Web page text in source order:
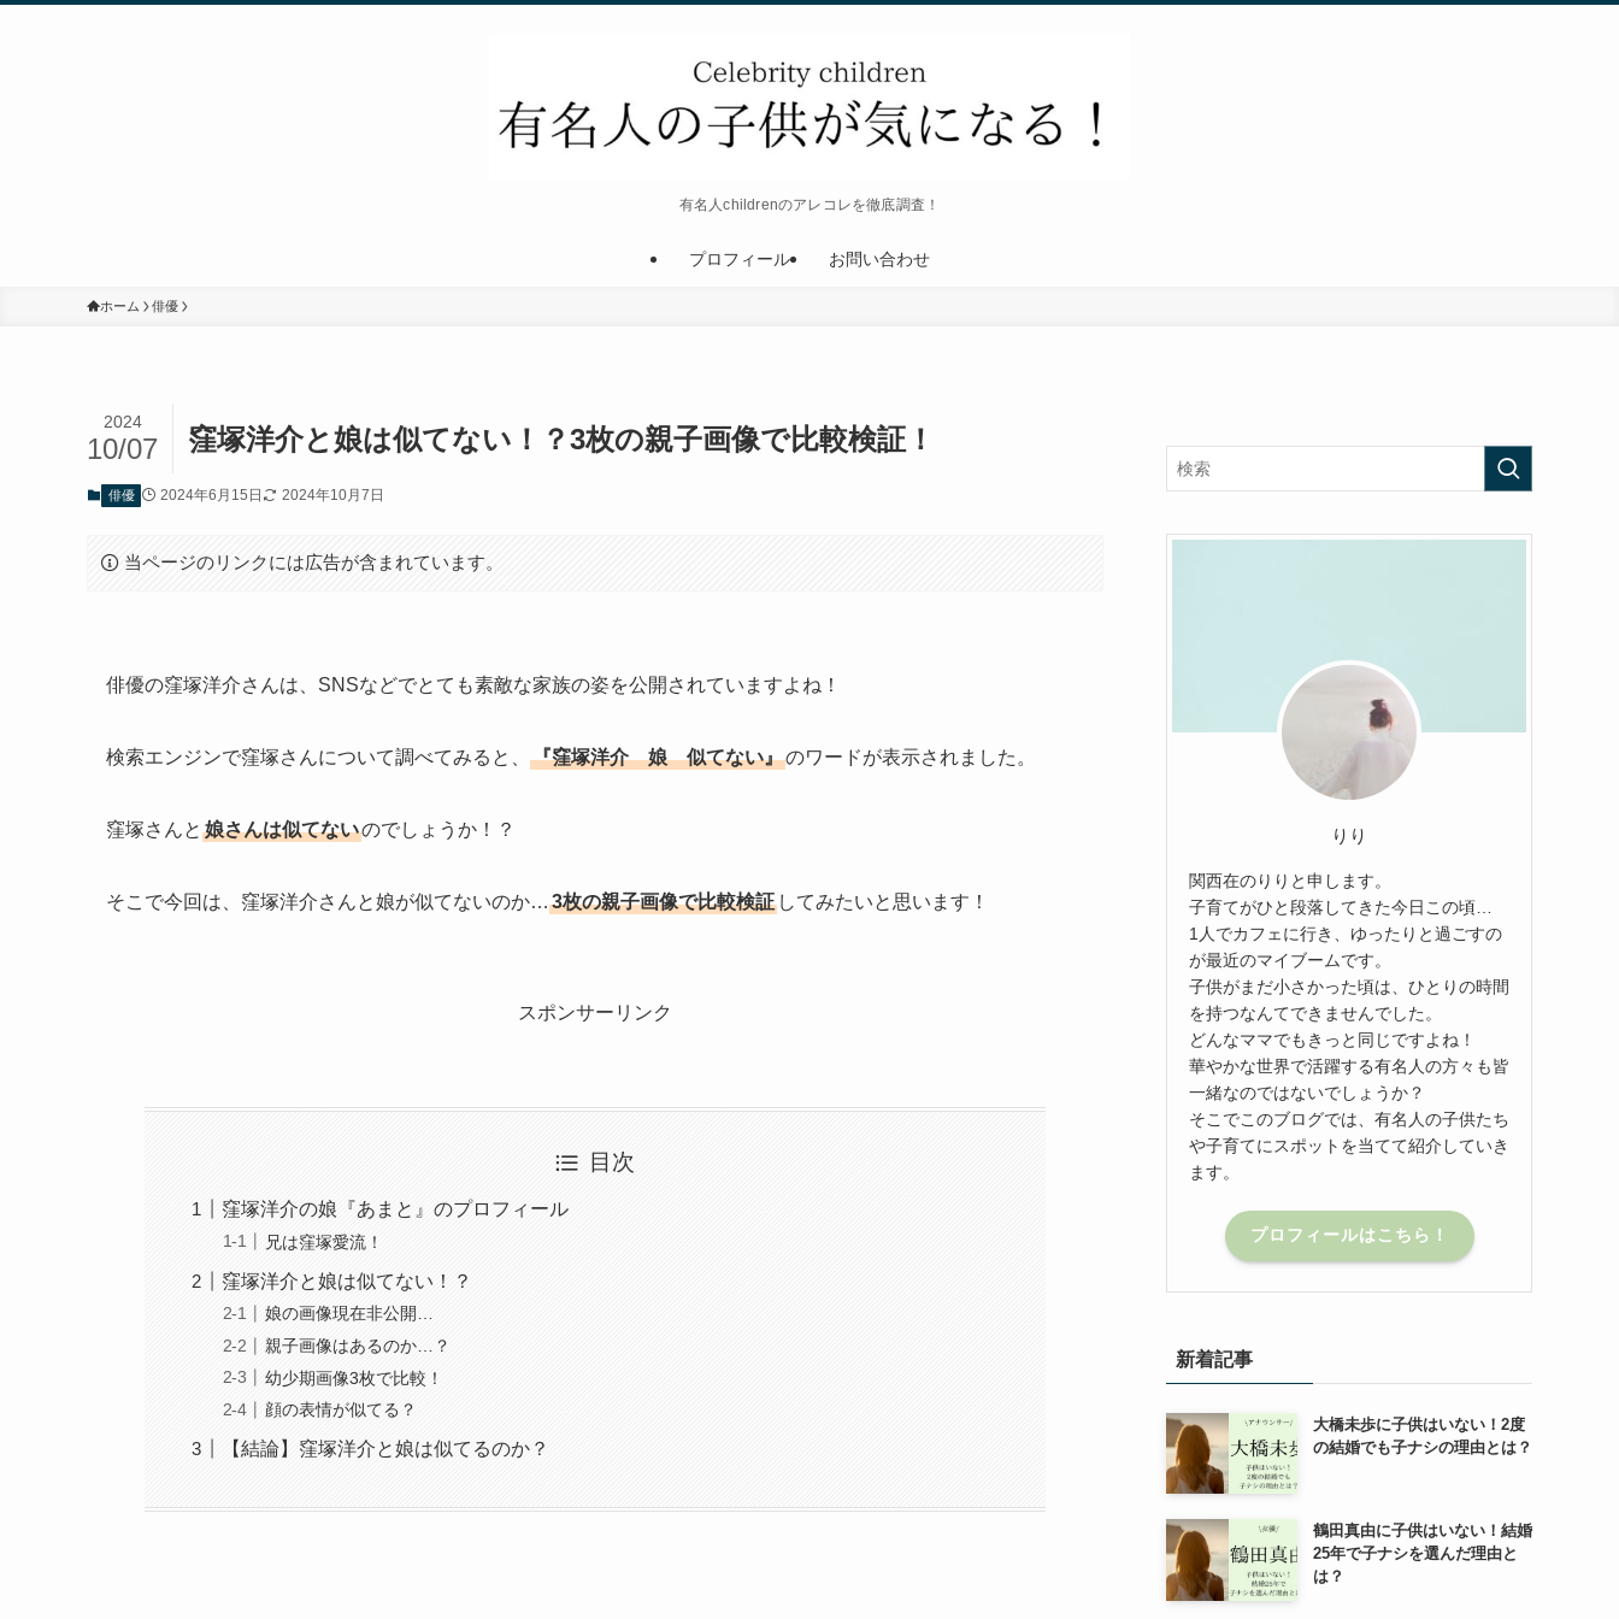
有名人childrenのアレコレを徹底調査！
プロフィール お問い合わせ
ホーム 俳優
窪塚洋介と娘は似てない！？3枚の親子画像で比較検証！
2024
10/07
俳優 2024年6月15日 2024年10月7日
当ページのリンクには広告が含まれています。
俳優の窪塚洋介さんは、SNSなどでとても素敵な家族の姿を公開されていますよね！
検索エンジンで窪塚さんについて調べてみると、 『窪塚洋介 娘 似てない』のワードが表示されました。
窪塚さんと 娘さんは似てないのでしょうか！？
そこで今回は、窪塚洋介さんと娘が似てないのか… 3枚の親子画像で比較検証 してみたいと思います！
スポンサーリンク
目次
窪塚洋介の娘『あまと』のプロフィール
兄は窪塚愛流！
窪塚洋介と娘は似てない！？
娘の画像現在非公開…
親子画像はあるのか…？
幼少期画像3枚で比較！
顔の表情が似てる？
【結論】窪塚洋介と娘は似てるのか？
りり
関西在のりりと申します。
子育てがひと段落してきた今日この頃…
1人でカフェに行き、ゆったりと過ごすの
が最近のマイブームです。
子供がまだ小さかった頃は、ひとりの時間
を持つなんてできませんでした。
どんなママでもきっと同じですよね！
華やかな世界で活躍する有名人の方々も皆
一緒なのではないでしょうか？
そこでこのブログでは、有名人の子供たち
や子育てにスポットを当てて紹介していき
ます。
プロフィールはこちら！
新着記事
大橋未歩に子供はいない！2度
の結婚でも子ナシの理由とは？
鶴田真由に子供はいない！結婚
25年で子ナシを選んだ理由と
は？